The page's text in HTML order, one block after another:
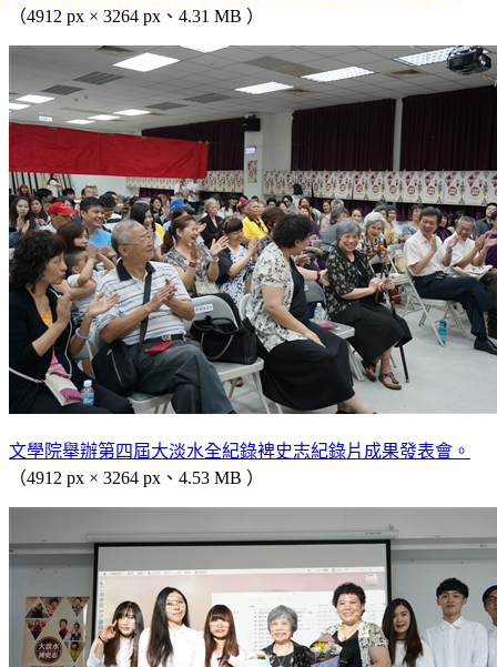
（4912 px × 3264 px、4.31 MB ）
文學院舉辦第四屆大淡水全紀錄裨史志紀錄片成果發表會。
（4912 px × 3264 px、4.53 MB ）